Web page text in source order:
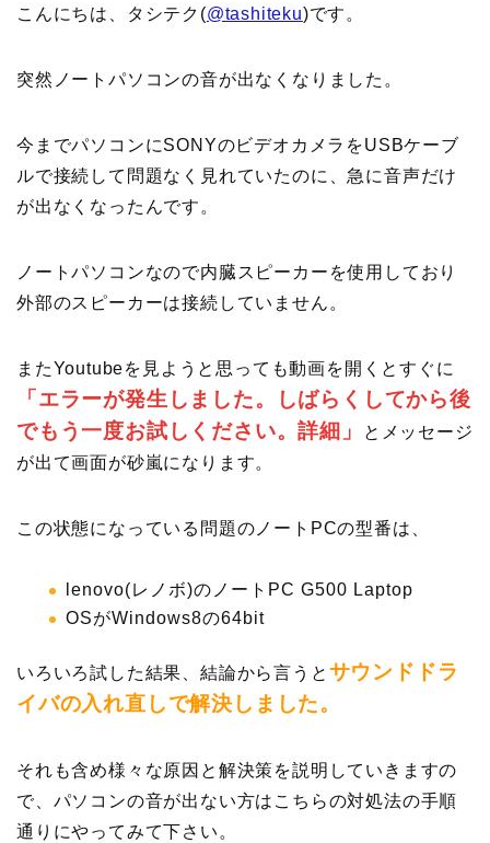
こんにちは、タシテク(@tashiteku)です。
突然ノートパソコンの音が出なくなりました。
今までパソコンにSONYのビデオカメラをUSBケーブ
ルで接続して問題なく見れていたのに、急に音声だけ
が出なくなったんです。
ノートパソコンなので内臓スピーカーを使用しており
外部のスピーカーは接続していません。
またYoutubeを見ようと思っても動画を開くとすぐに
「エラーが発生しました。しばらくしてから後
でもう一度お試しください。詳細」
とメッセージ
が出て画面が砂嵐になります。
この状態になっている問題のノートPCの型番は、
lenovo(レノボ)のノートPC G500 Laptop
OSがWindows8の64bit
いろいろ試した結果、結論から言うと サウンドドラ
イバの入れ直しで解決しました。
それも含め様々な原因と解決策を説明していきますの
で、パソコンの音が出ない方はこちらの対処法の手順
通りにやってみて下さい。